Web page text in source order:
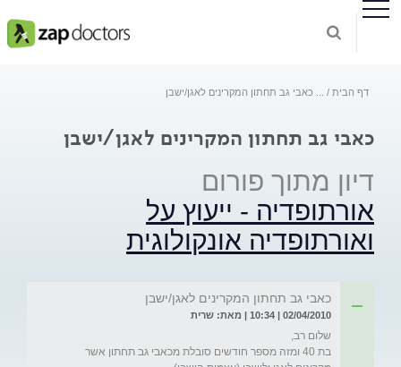
דף הבית כאבי גב תחתון המקרינים לאגן/ישבן
כאבי גב תחתון המקרינים לאגן/ישבן
דיון מתוך פורום
אורתופדיה - ייעוץ על
ואורתופדיה אונקולוגית
כאבי גב תחתון המקרינים לאגן/ישבן
02/04/2010 | 10:34 | מאת: שרית
בת 40 ומזה מספר חודשים סובלת מכאבי גב תחתון אשר